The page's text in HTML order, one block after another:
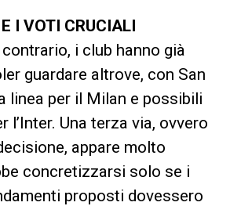
I VOTI CRUCIALI
i club hanno già
guardare altrove, con San
linea per il Milan e possibili
l’Inter. Una terza via, ovvero
appare molto
concretizzarsi solo se i
proposti dovessero